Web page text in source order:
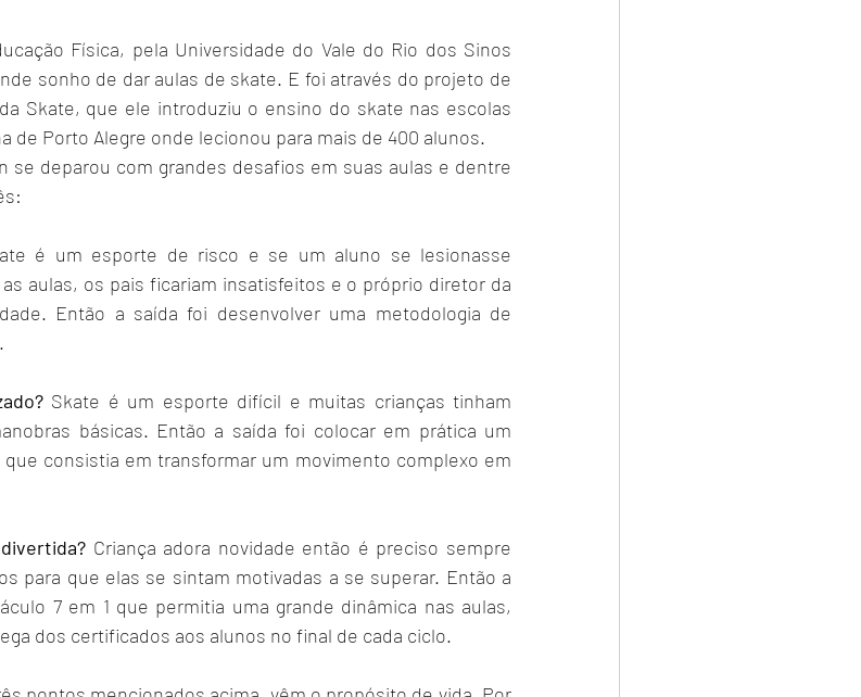
sonho de dar aulas de skate. E foi através do projeto de
Skate, que ele introduziu o ensino do skate nas escolas
de Porto Alegre onde lecionou para mais de 400 alunos.
é um esporte de risco e se um aluno se lesionasse
aulas, os pais ficariam insatisfeitos e o próprio diretor da
Então a saída foi desenvolver uma metodologia de
Skate é um esporte difícil e muitas crianças tinham
básicas. Então a saída foi colocar em prática um
consistia em transformar um movimento complexo em
Criança adora novidade então é preciso sempre
para que elas se sintam motivadas a se superar. Então a
7 em 1 que permitia uma grande dinâmica nas aulas,
dos certificados aos alunos no final de cada ciclo.